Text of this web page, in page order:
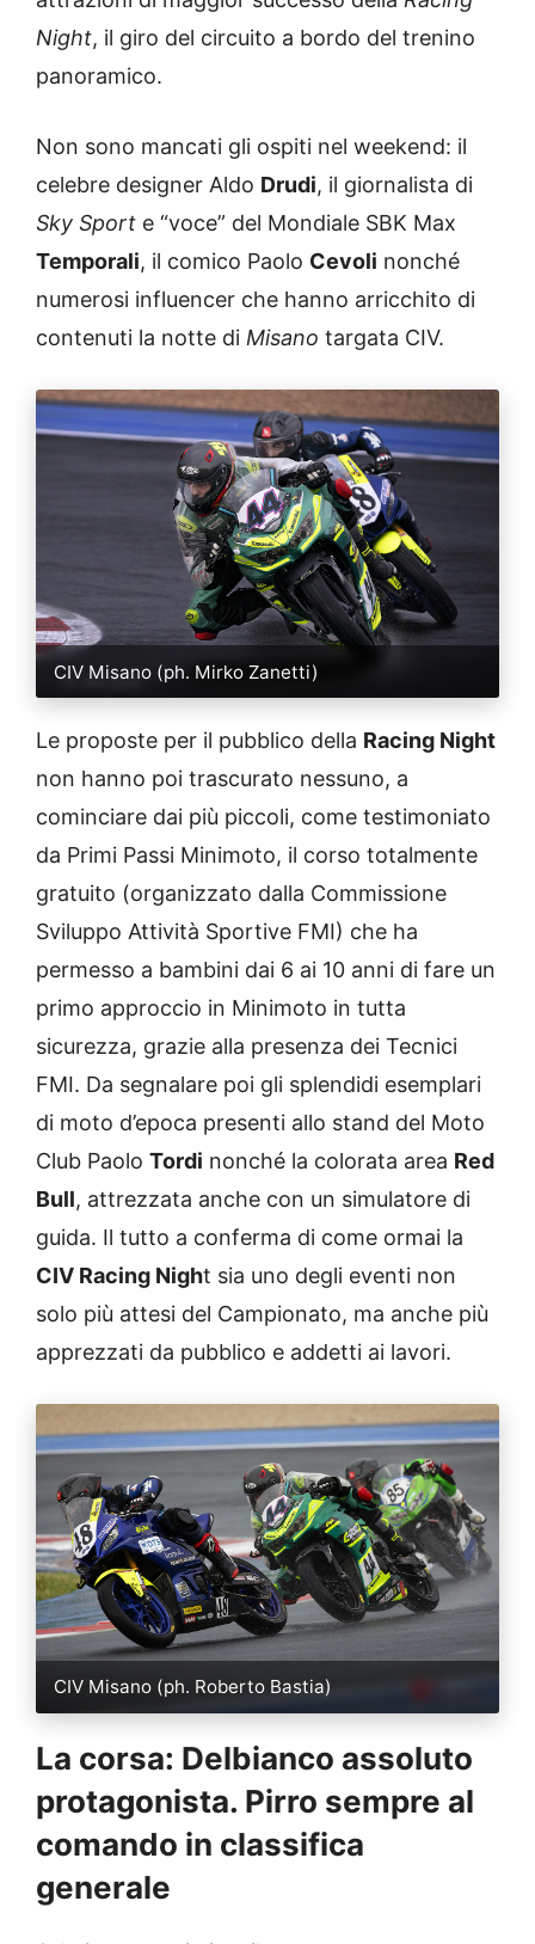
Night, il giro del circuito a bordo del trenino
panoramico.
Non sono mancati gli ospiti nel weekend: il
celebre designer Aldo Drudi, il giornalista di
Sky Sport e “voce” del Mondiale SBK Max
Temporali, il comico Paolo Cevoli nonché
numerosi influencer che hanno arricchito di
contenuti la notte di Misano targata CIV.
CIV Misano (ph. Mirko Zanetti)
Le proposte per il pubblico della Racing Night
non hanno poi trascurato nessuno, a
cominciare dai più piccoli, come testimoniato
da Primi Passi Minimoto, il corso totalmente
gratuito (organizzato dalla Commissione
Sviluppo Attività Sportive FMI) che ha
permesso a bambini dai 6 ai 10 anni di fare un
primo approccio in Minimoto in tutta
sicurezza, grazie alla presenza dei Tecnici
FMI. Da segnalare poi gli splendidi esemplari
di moto d’epoca presenti allo stand del Moto
Club Paolo Tordi nonché la colorata area Red
Bull, attrezzata anche con un simulatore di
guida. Il tutto a conferma di come ormai la
CIV Racing Night sia uno degli eventi non
solo più attesi del Campionato, ma anche più
apprezzati da pubblico e addetti ai lavori.
CIV Misano (ph. Roberto Bastia)
La corsa: Delbianco assoluto
protagonista. Pirro sempre al
comando in classifica
generale